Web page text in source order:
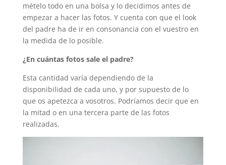
mételo todo en una bolsa y lo decidimos antes de
empezar a hacer las fotos. Y cuenta con que el look
del padre ha de ir en consonancia con el vuestro en
la medida de lo posible.
¿En cuántas fotos sale el padre?
Esta cantidad varía dependiendo de la
disponibilidad de cada uno, y por supuesto de lo
que os apetezca a vosotros. Podríamos decir que en
la mitad o en una tercera parte de las fotos
realizadas.